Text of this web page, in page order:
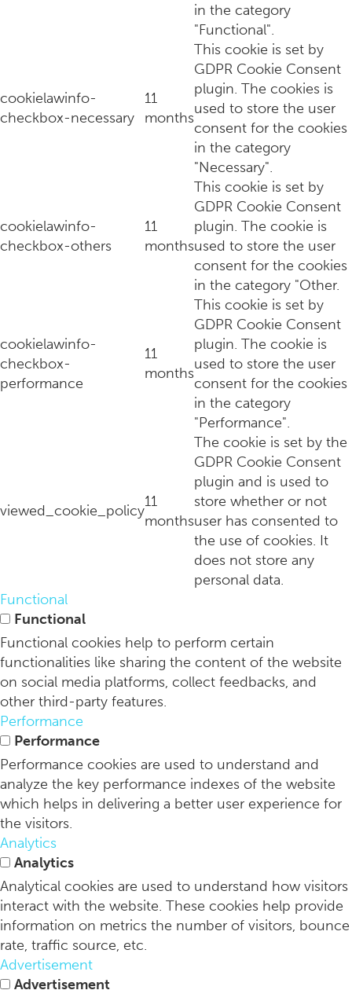
Interview: met de stylisten achter het succesvolle WolfWare
Interview: Roos mulder begon samen met Marjolein van
Interview: Rens Kroes kiest bewust voor New York
in the category
"Functional".
cookielawinfo-
checkbox-necessary
11
months
This cookie is set by
GDPR Cookie Consent
plugin. The cookies is
used to store the user
consent for the cookies
in the category
"Necessary".
cookielawinfo-
checkbox-others
11
months
This cookie is set by
GDPR Cookie Consent
plugin. The cookie is
used to store the user
consent for the cookies
in the category "Other.
cookielawinfo-
checkbox-
performance
11
months
This cookie is set by
GDPR Cookie Consent
plugin. The cookie is
used to store the user
consent for the cookies
in the category
"Performance".
viewed_cookie_policy
11
months
The cookie is set by the
GDPR Cookie Consent
plugin and is used to
store whether or not
user has consented to
the use of cookies. It
does not store any
personal data.
Functional
Functional
Functional cookies help to perform certain
functionalities like sharing the content of the website
on social media platforms, collect feedbacks, and
other third-party features.
Performance
Performance
Performance cookies are used to understand and
analyze the key performance indexes of the website
which helps in delivering a better user experience for
the visitors.
Analytics
Analytics
Analytical cookies are used to understand how visitors
interact with the website. These cookies help provide
information on metrics the number of visitors, bounce
rate, traffic source, etc.
Advertisement
Advertisement